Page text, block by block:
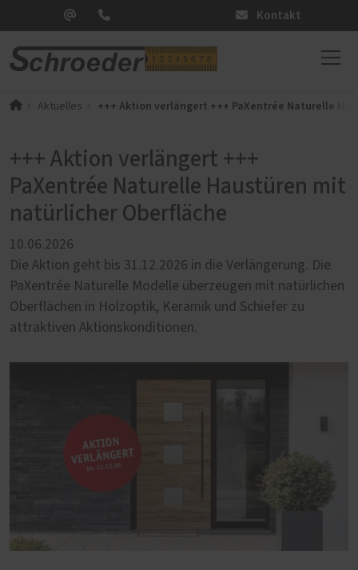
Kontakt
Aktuelles +++ Aktion verlängert +++ PaXentrée Naturelle
+++ Aktion verlängert +++
PaXentrée Naturelle Haustüren mit
natürlicher Oberfläche
10.06.2026
Die Aktion geht bis 31.12.2026 in die Verlängerung. Die
PaXentrée Naturelle Modelle überzeugen mit natürlichen
Oberflächen in Holzoptik, Keramik und Schiefer zu
attraktiven Aktionskonditionen.